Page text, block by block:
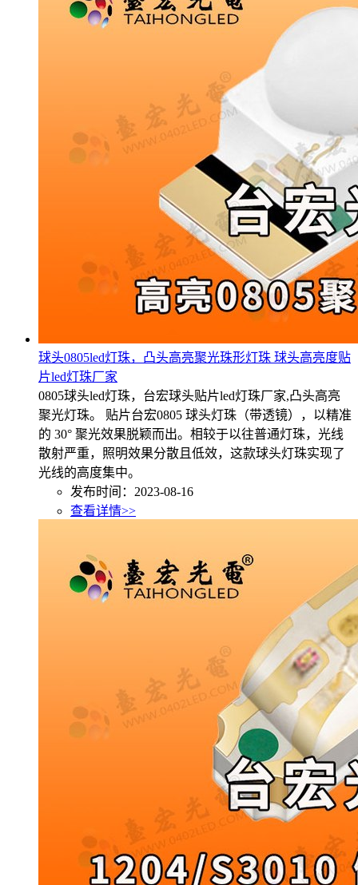
球头0805led灯珠，凸头高亮聚光珠形灯珠 球头高亮度贴
片led灯珠厂家
0805球头led灯珠，台宏球头贴片led灯珠厂家,凸头高亮
聚光灯珠。 贴片台宏0805 球头灯珠（带透镜），以精准
的 30° 聚光效果脱颖而出。相较于以往普通灯珠，光线
散射严重，照明效果分散且低效，这款球头灯珠实现了
光线的高度集中。
发布时间：2023-08-16
查看详情>>